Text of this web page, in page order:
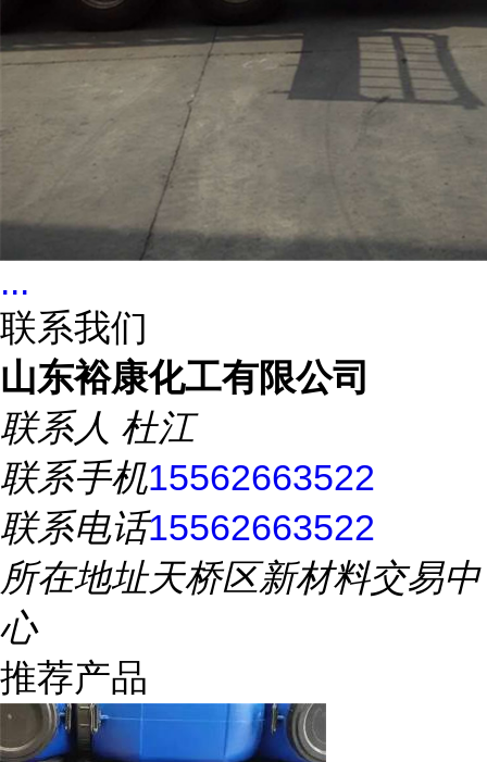
...
联系我们
山东裕康化工有限公司
联系人 杜江
联系手机15562663522
联系电话15562663522
所在地址天桥区新材料交易中
心
推荐产品